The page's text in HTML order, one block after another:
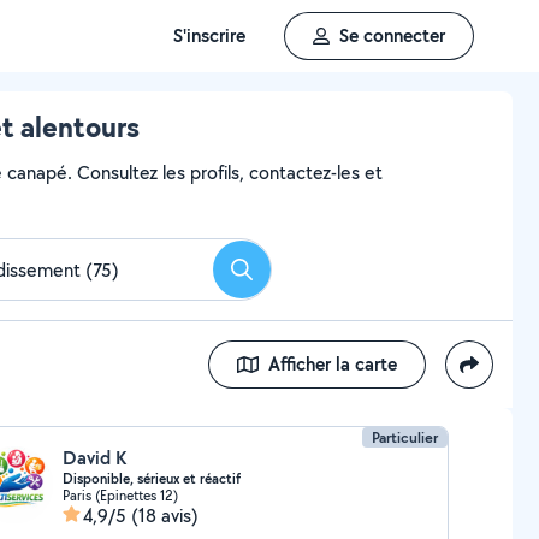
S'inscrire Se connecter
alentours
Consultez les profils, contactez-les et
Rechercher
Afficher la carte
Particulier
David K
Disponible, sérieux et réactif
Paris (Epinettes 12)
4,9/5 (18 avis)